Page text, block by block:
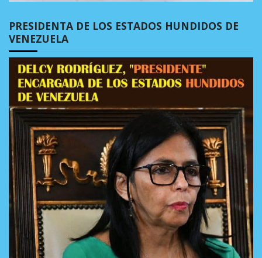
PRESIDENTA DE LOS ESTADOS HUNDIDOS DE
VENEZUELA